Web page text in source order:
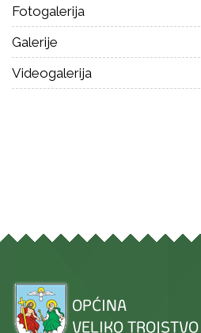
Fotogalerija
Galerije
Videogalerija